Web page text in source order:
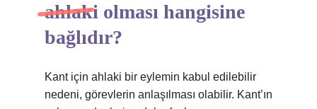
ahlaki olması hangisine
bağlıdır?
Kant için ahlaki bir eylemin kabul edilebilir
nedeni, görevlerin anlaşılması olabilir. Kant’ın